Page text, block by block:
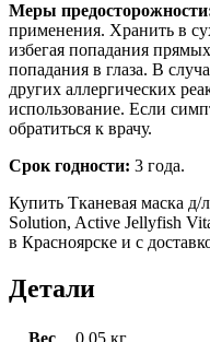
Меры
применения. Хранить в
избегая попадания
попадания в глаза. В
других аллергических
использование. Если
обратиться к врачу.
Срок годности: 3 года.
Купить Тканевая маска д/
Solution, Active Jellyfish
в Красноярске и с
Детали